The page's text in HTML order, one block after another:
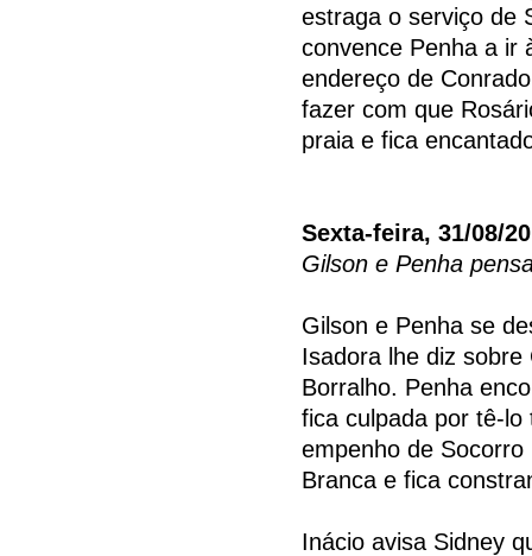
estraga o serviço de
convence Penha a ir
endereço de
fazer com que
praia e fica
Sexta-feira, 31/08/
Gilson e Penha
Gilson e Penha se
Isadora lhe diz
Borralho. Penha
fica culpada por tê-
empenho de
Branca e fica
Inácio avisa Sidney